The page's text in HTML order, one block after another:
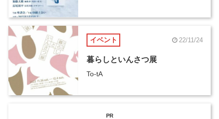
イベント 22/11/24
暮らしといんさつ展
To-tA
PR